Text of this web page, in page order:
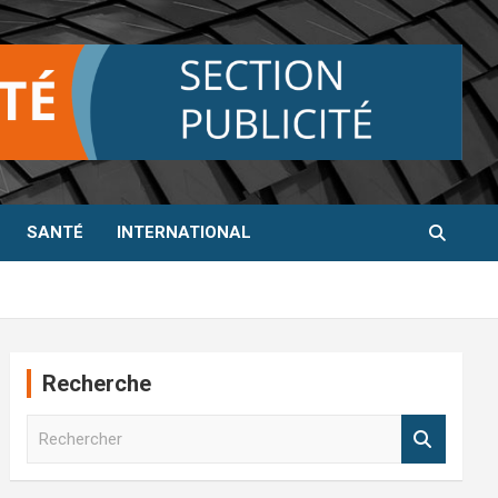
SANTÉ INTERNATIONAL
Recherche